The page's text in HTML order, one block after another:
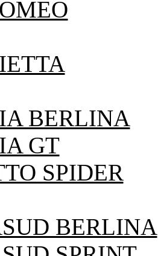
BERLINA
GT
SPIDER
BERLINA